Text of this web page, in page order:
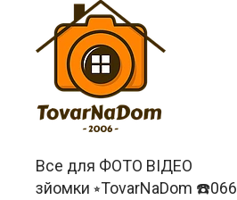
Все для ФОТО ВІДЕО
зйомки ⭒TovarNaDom ☎️066